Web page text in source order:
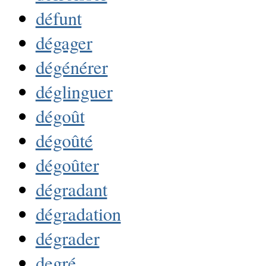
défunt
dégager
dégénérer
déglinguer
dégoût
dégoûté
dégoûter
dégradant
dégradation
dégrader